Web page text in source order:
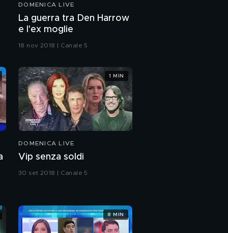
DOMENICA LIVE
La guerra tra Den Harrow
e l'ex moglie
18 nov 2018 | Canale 5
DOMENICA LIVE
Vip senza soldi
30 set 2018 | Canale 5
1 MIN
8 MIN